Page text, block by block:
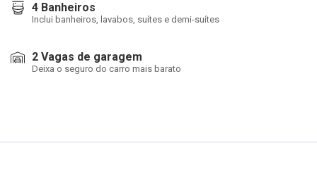
4 Banheiros
Inclui banheiros, lavabos, suítes e demi-suítes
2 Vagas de garagem
Deixa o seguro do carro mais barato